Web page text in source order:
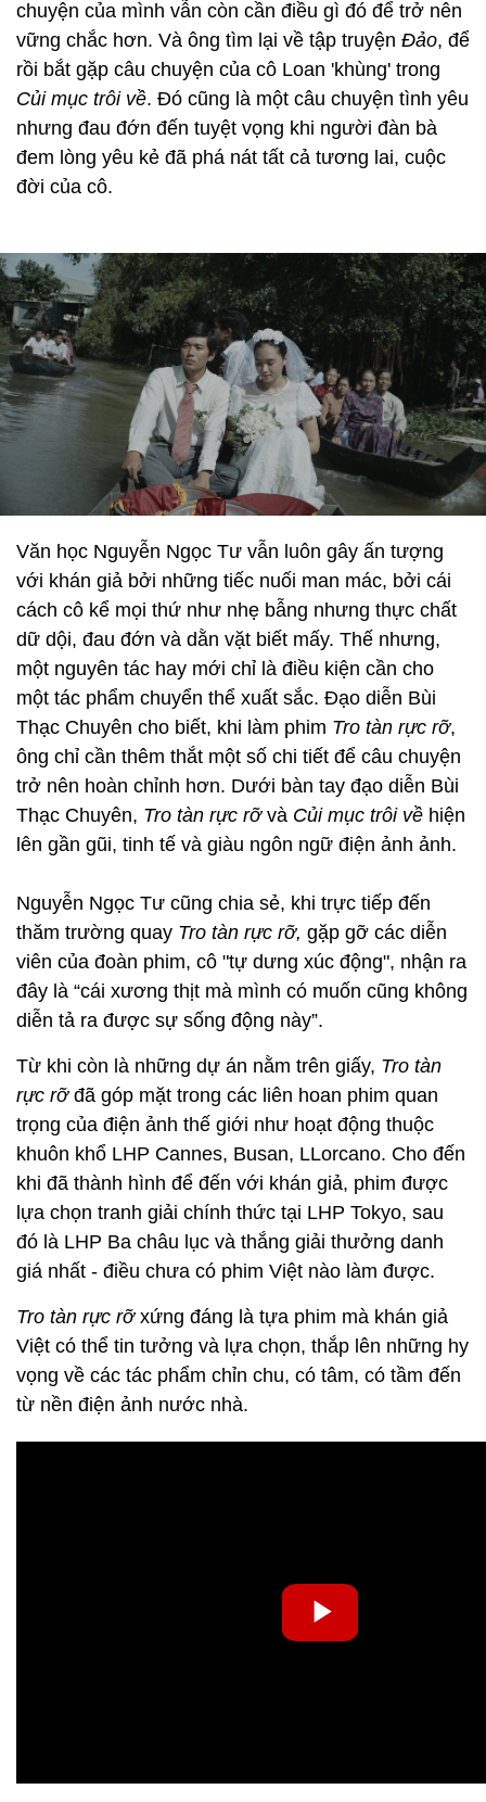
chuyện của mình vẫn còn cần điều gì đó để trở nên
vững chắc hơn. Và ông tìm lại về tập truyện Đảo, để
rồi bắt gặp câu chuyện của cô Loan 'khùng' trong
Củi mục trôi về. Đó cũng là một câu chuyện tình yêu
nhưng đau đớn đến tuyệt vọng khi người đàn bà
đem lòng yêu kẻ đã phá nát tất cả tương lai, cuộc
đời của cô.
Văn học Nguyễn Ngọc Tư vẫn luôn gây ấn tượng
với khán giả bởi những tiếc nuối man mác, bởi cái
cách cô kể mọi thứ như nhẹ bẫng nhưng thực chất
dữ dội, đau đớn và dằn vặt biết mấy. Thế nhưng,
một nguyên tác hay mới chỉ là điều kiện cần cho
một tác phẩm chuyển thể xuất sắc. Đạo diễn Bùi
Thạc Chuyên cho biết, khi làm phim Tro tàn rực rỡ,
ông chỉ cần thêm thắt một số chi tiết để câu chuyện
trở nên hoàn chỉnh hơn. Dưới bàn tay đạo diễn Bùi
Thạc Chuyên, Tro tàn rực rỡvà Củi mục trôi về hiện
lên gần gũi, tinh tế và giàu ngôn ngữ điện ảnh ảnh.
Nguyễn Ngọc Tư cũng chia sẻ, khi trực tiếp đến
thăm trường quay Tro tàn rực rỡ, gặp gỡ các diễn
viên của đoàn phim, cô "tự dưng xúc động", nhận ra
đây là “cái xương thịt mà mình có muốn cũng không
diễn tả ra được sự sống động này”.
Từ khi còn là những dự án nằm trên giấy, Tro tàn
rực rỡ đã góp mặt trong các liên hoan phim quan
trọng của điện ảnh thế giới như hoạt động thuộc
khuôn khổ LHP Cannes, Busan, LLorcano. Cho đến
khi đã thành hình để đến với khán giả, phim được
lựa chọn tranh giải chính thức tại LHP Tokyo, sau
đó là LHP Ba châu lục và thắng giải thưởng danh
giá nhất - điều chưa có phim Việt nào làm được.
Tro tàn rực rỡ xứng đáng là tựa phim mà khán giả
Việt có thể tin tưởng và lựa chọn, thắp lên những hy
vọng về các tác phẩm chỉn chu, có tâm, có tầm đến
từ nền điện ảnh nước nhà.